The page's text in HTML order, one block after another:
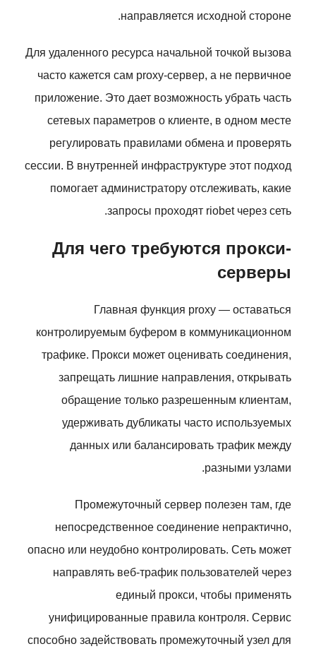
направляется исходной стороне.
Для удаленного ресурса начальной точкой вызова
часто кажется сам proxy-сервер, а не первичное
приложение. Это дает возможность убрать часть
сетевых параметров о клиенте, в одном месте
регулировать правилами обмена и проверять
сессии. В внутренней инфраструктуре этот подход
помогает администратору отслеживать, какие
запросы проходят riobet через сеть.
Для чего требуются прокси-
серверы
Главная функция proxy — оставаться
контролируемым буфером в коммуникационном
трафике. Прокси может оценивать соединения,
запрещать лишние направления, открывать
обращение только разрешенным клиентам,
удерживать дубликаты часто используемых
данных или балансировать трафик между
разными узлами.
Промежуточный сервер полезен там, где
непосредственное соединение непрактично,
опасно или неудобно контролировать. Сеть может
направлять веб-трафик пользователей через
единый прокси, чтобы применять
унифицированные правила контроля. Сервис
способно задействовать промежуточный узел для